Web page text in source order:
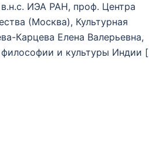
ИЭА РАН, проф. Центра
(Москва), Культурная
Карцева Елена Валерьевна,
философии и культуры Индии